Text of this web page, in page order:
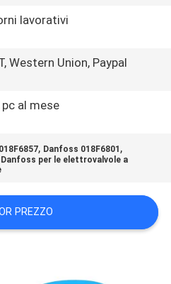
lavorativi
Western Union, Paypal
pc al mese
, Danfoss 018F6801 ,
Danfoss per le elettrovalvole a
PREZZO